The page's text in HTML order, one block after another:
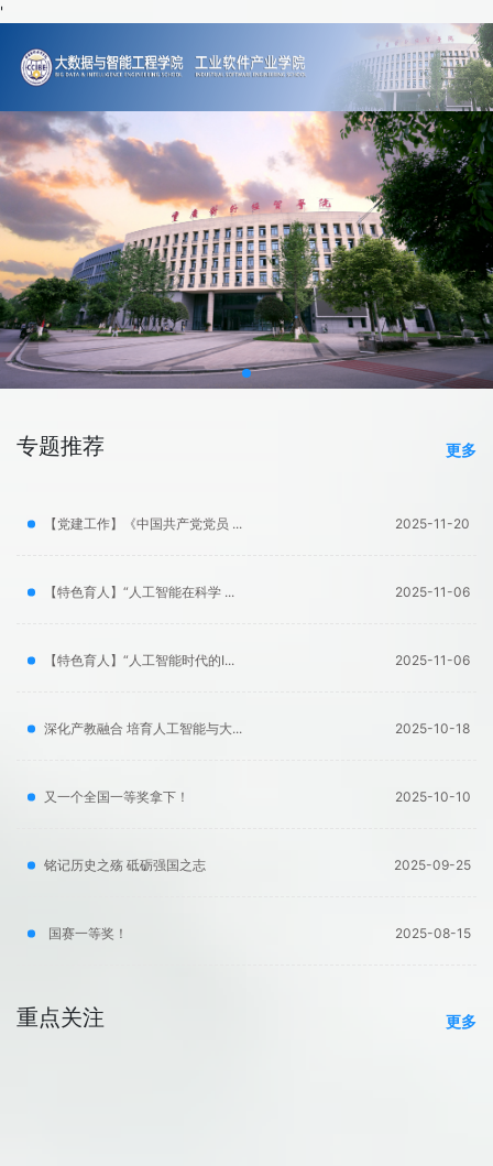
'
更多
专题推荐
【党建工作】《中国共产党党员 ... 2025-11-20
【特色育人】“人工智能在科学 ... 2025-11-06
【特色育人】“人工智能时代的I... 2025-11-06
深化产教融合 培育人工智能与大... 2025-10-18
又一个全国一等奖拿下！ 2025-10-10
铭记历史之殇 砥砺强国之志 2025-09-25
国赛一等奖！ 2025-08-15
更多
重点关注